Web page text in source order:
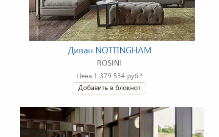
Диван NOTTINGHAM
ROSINI
Цена 1 379 534 руб.*
Добавить в блокнот